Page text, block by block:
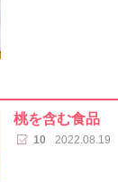
桃を含む食品
10 2022.08.19